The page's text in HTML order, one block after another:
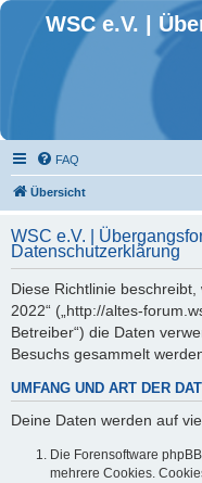
WSC e.V. |
FAQ
Übersicht
WSC e.V. |
Datenschutzerklärung
Diese Richtlinie
2022“ („http://altes-
Betreiber“) die Daten
Besuchs gesammelt
UMFANG UND ART DER
Deine Daten werden auf
Die Forensoftware
mehrere Cookies.